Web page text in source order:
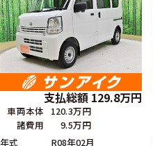
支払総額 129.8万円
車両本体
120.3万円
諸費用
9.5万円
年式
R08年02月